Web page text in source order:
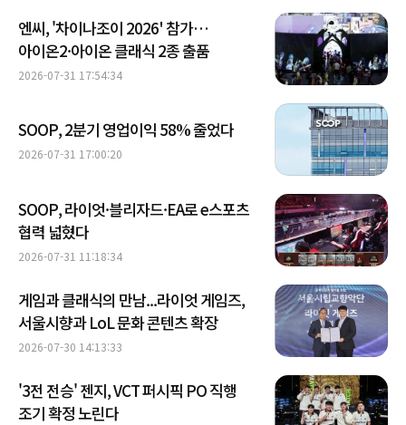
엔씨, '차이나조이 2026' 참가…
아이온2·아이온 클래식 2종 출품
2026-07-31 17:54:34
SOOP, 2분기 영업이익 58% 줄었다
2026-07-31 17:00:20
SOOP, 라이엇·블리자드·EA로 e스포츠
협력 넓혔다
2026-07-31 11:18:34
게임과 클래식의 만남...라이엇 게임즈,
서울시향과 LoL 문화 콘텐츠 확장
2026-07-30 14:13:33
'3전 전승' 젠지, VCT 퍼시픽 PO 직행
조기 확정 노린다